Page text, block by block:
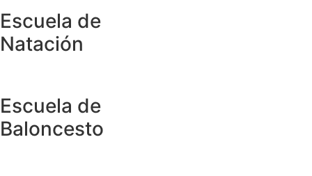
Escuela de
Natación
Escuela de
Baloncesto